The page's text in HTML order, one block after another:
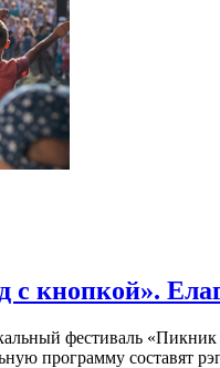
кнопкой».
фестиваль
программу составят